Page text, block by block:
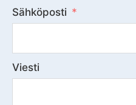
Sähköposti
Viesti